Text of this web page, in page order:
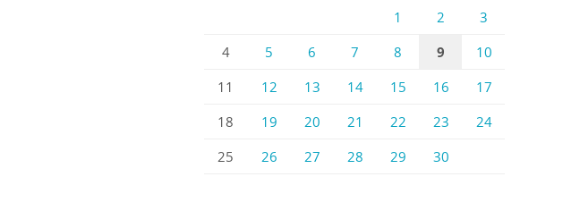
1
2
3
4
5 6 7 8 9
10
11
12 13 14 15 16
17
18
19 20 21 22 23
24
25
26 27 28 29 30